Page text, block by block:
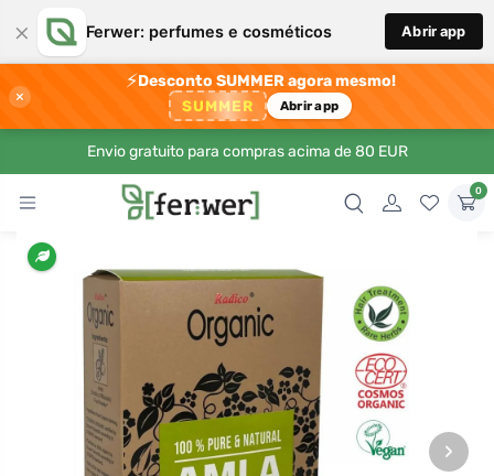
× Ferwer: perfumes e cosméticos Abrir app
×
⚡Desconto SUMMER agora mesmo!
SUMMER Abrir app
Envio gratuito para compras acima de 80 EUR
0
›